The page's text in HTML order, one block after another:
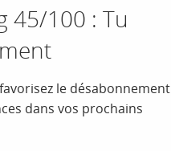
45/100 : Tu
le désabonnement
dans vos prochains